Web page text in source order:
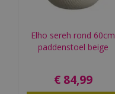
Elho sereh rond 60cm
paddenstoel beige
€ 84,99